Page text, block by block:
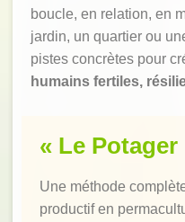
boucle, en relation, en
jardin, un quartier ou
pistes concrètes pour
humains fertiles,
« Le Potager
Une méthode
productif en